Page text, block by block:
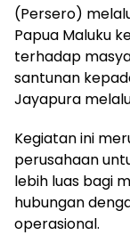
(Persero)
Papua Maluku
terhadap
santunan
Jayapura
Kegiatan ini
perusahaan
lebih luas bagi
hubungan
operasional.